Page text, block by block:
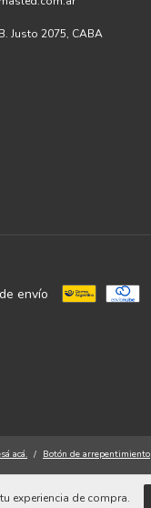
experiencia de compra.
Justo 2075, CABA
envío
acá. / Botón de arrepentimiento